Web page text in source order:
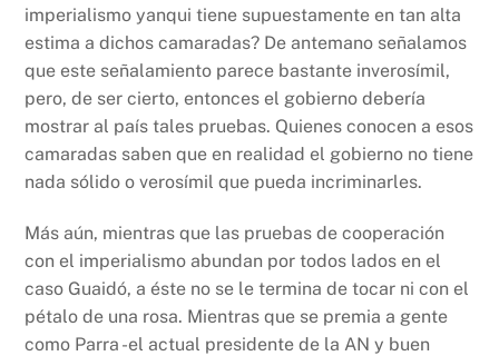
imperialismo yanqui tiene supuestamente en tan alta
estima a dichos camaradas? De antemano señalamos
que este señalamiento parece bastante inverosímil,
pero, de ser cierto, entonces el gobierno debería
mostrar al país tales pruebas. Quienes conocen a esos
camaradas saben que en realidad el gobierno no tiene
nada sólido o verosímil que pueda incriminarles.
Más aún, mientras que las pruebas de cooperación
con el imperialismo abundan por todos lados en el
caso Guaidó, a éste no se le termina de tocar ni con el
pétalo de una rosa. Mientras que se premia a gente
como Parra -el actual presidente de la AN y buen